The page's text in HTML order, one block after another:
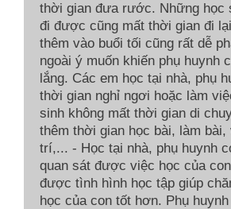
thời gian đưa rước. Những học
đi được cũng mất thời gian đi
thêm vào buổi tối cũng rất dễ
ngoài ý muốn khiến phụ huynh
lắng. Các em học tại nhà, phụ
thời gian nghỉ ngơi hoặc làm
sinh không mất thời gian di
thêm thời gian học bài, làm
trí,... - Học tại nhà, phụ huynh
quan sát được việc học của
được tình hình học tập giúp
học của con tốt hơn. Phụ